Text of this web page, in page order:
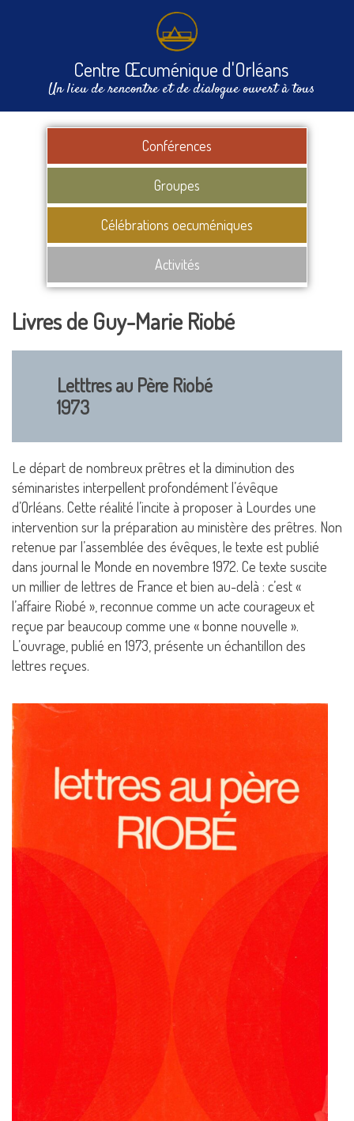
Centre Œcuménique d'Orléans
Un lieu de rencontre et de dialogue ouvert à tous
Conférences
Groupes
Célébrations oecuméniques
Activités
Livres de Guy-Marie Riobé
Letttres au Père Riobé
1973
Le départ de nombreux prêtres et la diminution des
séminaristes interpellent profondément l’évêque
d’Orléans. Cette réalité l’incite à proposer à Lourdes une
intervention sur la préparation au ministère des prêtres. Non
retenue par l’assemblée des évêques, le texte est publié
dans journal le Monde en novembre 1972. Ce texte suscite
un millier de lettres de France et bien au-delà : c’est «
l’affaire Riobé », reconnue comme un acte courageux et
reçue par beaucoup comme une « bonne nouvelle ».
L’ouvrage, publié en 1973, présente un échantillon des
lettres reçues.